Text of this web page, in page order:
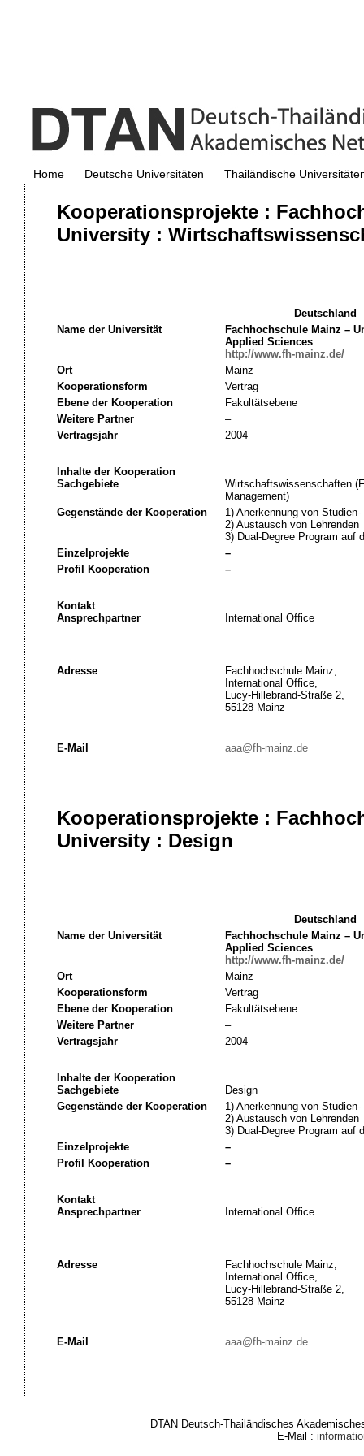
Home Deutsche Universitäten Thailändische
Kooperationsprojekte :
University :
Deutschland
Name der Universität
Fachhochschule Mainz –
Applied Sciences
http://www.fh-mainz.de/
Ort
Mainz
Kooperationsform
Vertrag
Ebene der Kooperation
Fakultätsebene
Weitere Partner
–
Vertragsjahr
2004
Inhalte der Kooperation
Sachgebiete
Wirtschaftswissenschaften
Management)
Gegenstände der Kooperation
1) Anerkennung von
2) Austausch von Lehrenden
3) Dual-Degree Program auf
Einzelprojekte
–
Profil Kooperation
–
Kontakt
Ansprechpartner
International Office
Adresse
Fachhochschule Mainz,
International Office,
Lucy-Hillebrand-Straße 2,
55128 Mainz
E-Mail aaa@fh-mainz.de
Kooperationsprojekte :
University : Design
Deutschland
Name der Universität
Fachhochschule Mainz –
Applied Sciences
http://www.fh-mainz.de/
Ort
Mainz
Kooperationsform
Vertrag
Ebene der Kooperation
Fakultätsebene
Weitere Partner
–
Vertragsjahr
2004
Inhalte der Kooperation
Sachgebiete
Design
Gegenstände der Kooperation
1) Anerkennung von
2) Austausch von Lehrenden
3) Dual-Degree Program auf
Einzelprojekte
–
Profil Kooperation
–
Kontakt
Ansprechpartner
International Office
Adresse
Fachhochschule Mainz,
International Office,
Lucy-Hillebrand-Straße 2,
55128 Mainz
E-Mail aaa@fh-mainz.de
DTAN Deutsch-Thailändisches
E-Mail :